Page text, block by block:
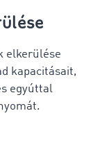
elkerülése
kapacitásait,
egyúttal